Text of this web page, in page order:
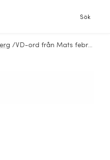
Sök
/ VD-ord från Mats februari 2024
Mats